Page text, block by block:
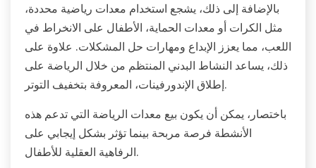
بالإضافة إلى ذلك، يشجع استخدام معدات رياضية محددة،
مثل الكرات أو معدات الحماية، الأطفال على الانخراط في
اللعب، مما يعزز الإبداع ومهارات حل المشكلات. علاوة على
ذلك، يساعد النشاط البدني المنتظم من خلال الرياضة على
إطلاق الإندورفينات، المعروفة بتخفيف التوتر.
باختصار، يمكن أن يكون بيع معدات الرياضة التي تدعم هذه
الأنشطة فرصة مربحة بينما تؤثر بشكل إيجابي على
الرفاهية العقلية للأطفال.